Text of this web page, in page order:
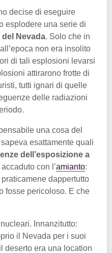
decise di eseguire
esplodere una serie di
Nevada. Solo che in
non era insolito
di tali esplosioni levarsi
attirarono frotte di
tutti ignari di quelle
delle radiazioni
una cosa del
esattamente quali
dell’esposizione a
con l’amianto:
dappertutto
fosse pericoloso. E che
Innanzitutto:
il Nevada per i suoi
deserto era una location